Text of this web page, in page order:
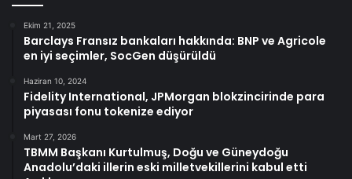
Ekim 21, 2025
Barclays Fransız bankaları hakkında: BNP ve Agricole
en iyi seçimler, SocGen düşürüldü
Haziran 10, 2024
Fidelity International, JPMorgan blokzincirinde para
piyasası fonu tokenize ediyor
Mart 27, 2026
TBMM Başkanı Kurtulmuş, Doğu ve Güneydoğu
Anadolu’daki illerin eski milletvekillerini kabul etti